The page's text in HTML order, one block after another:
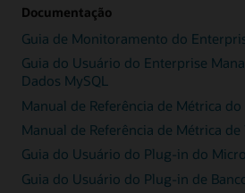
Documentação
Guia de Monitoramento do
Guia do Usuário do Enterprise
Dados MySQL
Manual de Referência de Métrica do
Manual de Referência de Métrica de
Guia do Usuário do Plug-in do
Guia do Usuário do Plug-in de